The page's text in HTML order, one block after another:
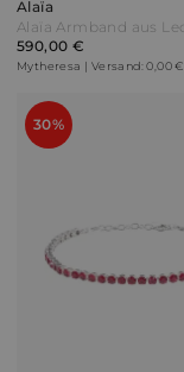
Alaïa
590,00 €
Mytheresa | Versand: 0,00 €
30%